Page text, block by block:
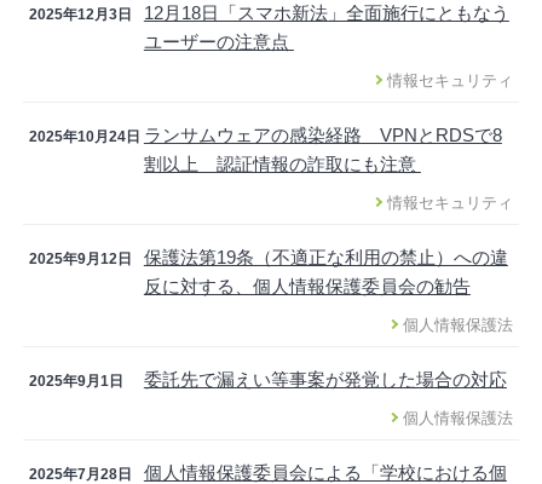
2025年12月3日
12月18日「スマホ新法」全面施行にともなう
ユーザーの注意点
情報セキュリティ
2025年10月24日 ランサムウェアの感染経路 VPNとRDSで8
割以上 認証情報の詐取にも注意
情報セキュリティ
2025年9月12日
保護法第19条（不適正な利用の禁止）への違
反に対する、個人情報保護委員会の勧告
個人情報保護法
2025年9月1日 委託先で漏えい等事案が発覚した場合の対応
個人情報保護法
2025年7月28日
個人情報保護委員会による「学校における個